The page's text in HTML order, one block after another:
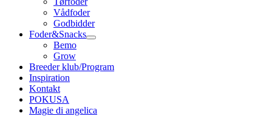
Vådfoder
Godbidder
Foder&Snacks
Bemo
Grow
Breeder klub/Program
Inspiration
Kontakt
POKUSA
Magie di angelica